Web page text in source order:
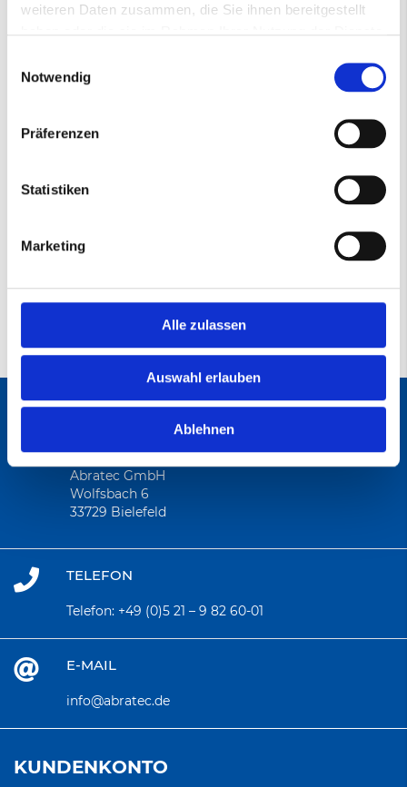
weiteren Daten zusammen, die Sie ihnen bereitgestellt
Notwendig
Präferenzen
Statistiken
Marketing
Alle zulassen
Auswahl erlauben
Ablehnen
Mehr
75
AB-CP Vliesschleifband (PDF)
Abratec GmbH
Wolfsbach 6
33729 Bielefeld
TELEFON
Telefon: +49 (0)5 21 – 9 82 60-01
E-MAIL
info@abratec.de
KUNDENKONTO